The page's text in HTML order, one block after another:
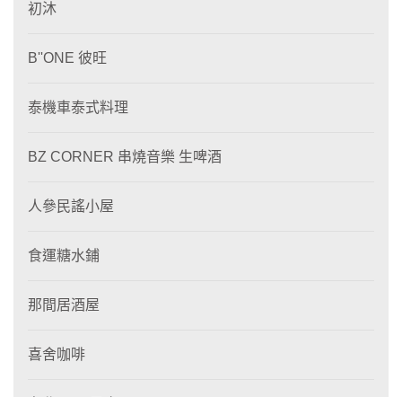
初沐
B''ONE 彼旺
泰機車泰式料理
BZ CORNER 串燒音樂 生啤酒
人參民謠小屋
食運糖水鋪
那間居酒屋
喜舍咖啡